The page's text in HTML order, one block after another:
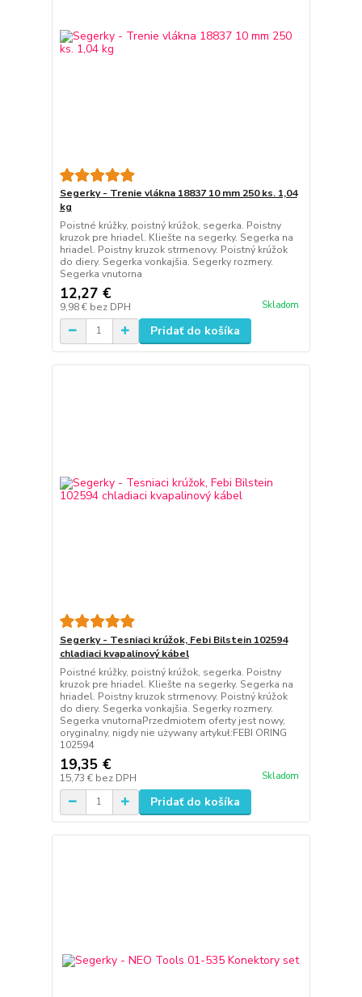
Segerky - Trenie vlákna 18837 10 mm 250 ks. 1,04
kg
Poistné krúžky, poistný krúžok, segerka. Poistny
kruzok pre hriadel. Kliešte na segerky. Segerka na
hriadel. Poistny kruzok strmenovy. Poistný krúžok
do diery. Segerka vonkajšia. Segerky rozmery.
Segerka vnutorna
12,27 €
9,98 € bez DPH Skladom
Pridať do košíka
Segerky - Tesniaci krúžok, Febi Bilstein 102594
chladiaci kvapalinový kábel
Poistné krúžky, poistný krúžok, segerka. Poistny
kruzok pre hriadel. Kliešte na segerky. Segerka na
hriadel. Poistny kruzok strmenovy. Poistný krúžok
do diery. Segerka vonkajšia. Segerky rozmery.
Segerka vnutornaPrzedmiotem oferty jest nowy,
oryginalny, nigdy nie używany artykuł:FEBI ORING
102594
19,35 €
15,73 € bez DPH Skladom
Pridať do košíka